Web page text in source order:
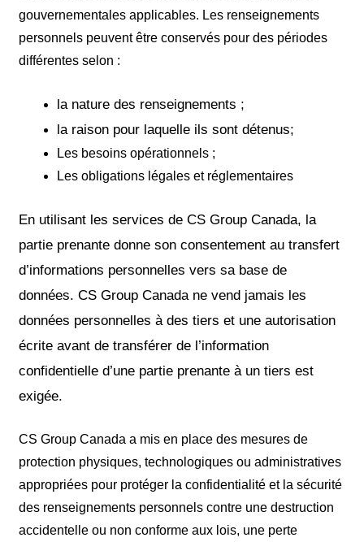
gouvernementales applicables. Les renseignements
personnels peuvent être conservés pour des périodes
différentes selon :
la nature des renseignements ;
la raison pour laquelle ils sont détenus;
Les besoins opérationnels ;
Les obligations légales et réglementaires
En utilisant les services de CS Group Canada, la
partie prenante donne son consentement au transfert
d’informations personnelles vers sa base de
données. CS Group Canada ne vend jamais les
données personnelles à des tiers et une autorisation
écrite avant de transférer de l’information
confidentielle d’une partie prenante à un tiers est
exigée.
CS Group Canada a mis en place des mesures de
protection physiques, technologiques ou administratives
appropriées pour protéger la confidentialité et la sécurité
des renseignements personnels contre une destruction
accidentelle ou non conforme aux lois, une perte